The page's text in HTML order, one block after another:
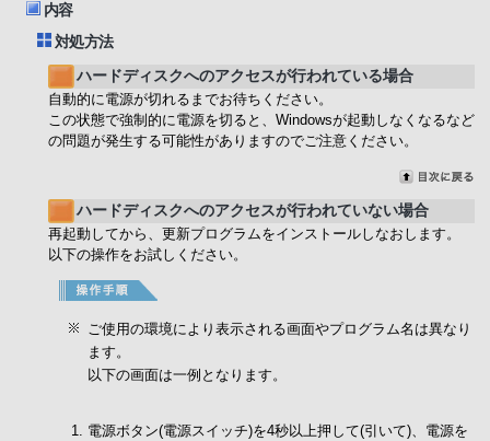
内容
対処方法
ハードディスクへのアクセスが行われている場合
自動的に電源が切れるまでお待ちください。
この状態で強制的に電源を切ると、Windowsが起動しなくなるなど
の問題が発生する可能性がありますのでご注意ください。
ハードディスクへのアクセスが行われていない場合
再起動してから、更新プログラムをインストールしなおします。
以下の操作をお試しください。
ご使用の環境により表示される画面やプログラム名は異なり
ます。
以下の画面は一例となります。
電源ボタン(電源スイッチ)を4秒以上押して(引いて)、電源を